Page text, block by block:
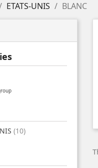
ETATS-UNIS BLANC
(10)